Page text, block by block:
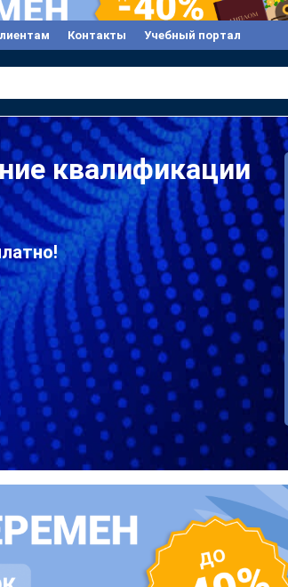
Контакты Учебный портал
квалификации